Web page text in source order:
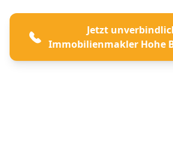
Jetzt
Immobilienmakler Hohe
lassen